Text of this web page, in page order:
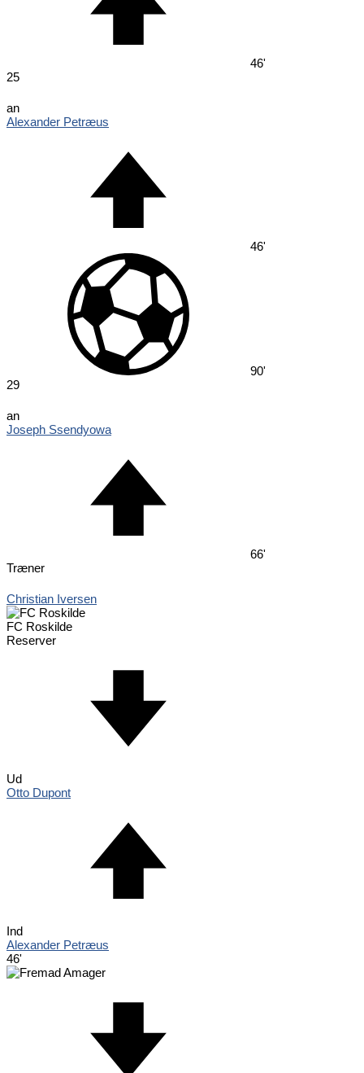
46'
25
an
Alexander Petræus
46'
90'
29
an
Joseph Ssendyowa
66'
Træner
Christian Iversen
FC Roskilde
Reserver
Ud
Otto Dupont
Ind
Alexander Petræus
46'